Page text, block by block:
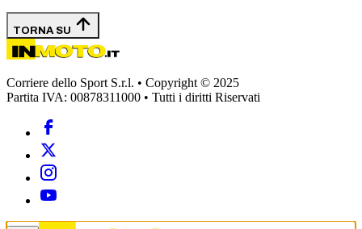
TORNA SU
Corriere dello Sport S.r.l. • Copyright © 2025
Partita IVA: 00878311000 • Tutti i diritti Riservati